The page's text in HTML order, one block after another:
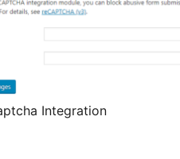
Integration